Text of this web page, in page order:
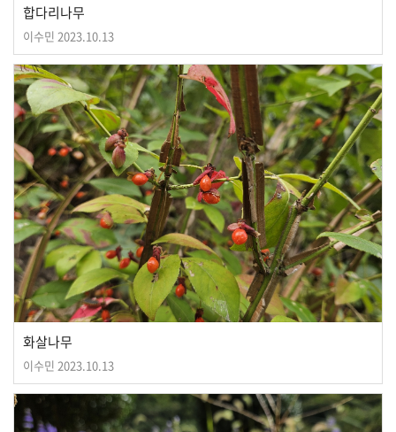
합다리나무
이수민 2023.10.13
화살나무
이수민 2023.10.13